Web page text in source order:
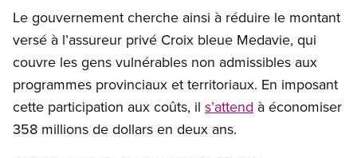
Le gouvernement cherche ainsi à réduire le montant
versé à l’assureur privé Croix bleue Medavie, qui
couvre les gens vulnérables non admissibles aux
programmes provinciaux et territoriaux. En imposant
cette participation aux coûts, il s’attend à économiser
358 millions de dollars en deux ans.